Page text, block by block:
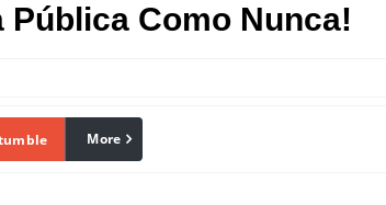
Pública Como Nunca!
linkedin
More